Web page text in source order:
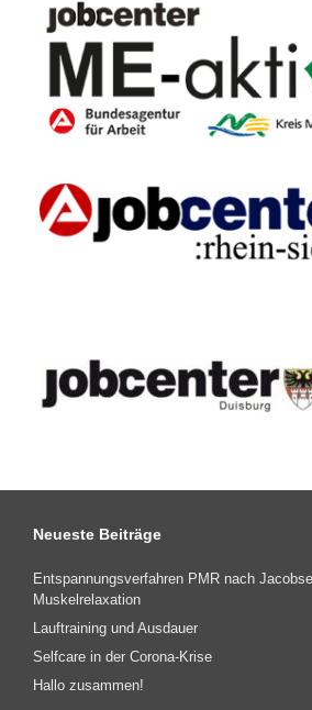
Neueste Beiträge
Entspannungsverfahren PMR nach
Muskelrelaxation
Lauftraining und Ausdauer
Selfcare in der Corona-Krise
Hallo zusammen!